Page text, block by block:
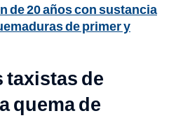
de 20 años con sustancia
de primer y
taxistas de
quema de